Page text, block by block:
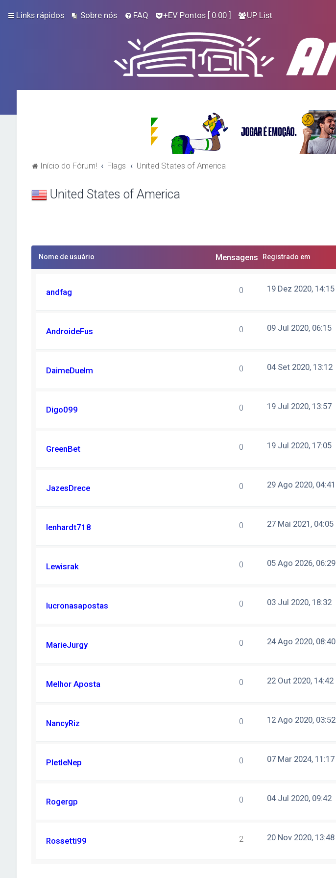
Links rápidos Sobre nós FAQ +EV Pontos [ 0.00 ] UP List
Início do Fórum! Flags United States of America
United States of America
Nome de usuário Mensagens Registrado em
andfag 0 19 Dez 2020, 14:15
AndroideFus 0 09 Jul 2020, 06:15
DaimeDuelm 0 04 Set 2020, 13:12
Digo099 0 19 Jul 2020, 13:57
GreenBet 0 19 Jul 2020, 17:05
JazesDrece 0 29 Ago 2020, 04:41
lenhardt718 0 27 Mai 2021, 04:05
Lewisrak 0 05 Ago 2026, 06:29
lucronasapostas 0 03 Jul 2020, 18:32
MarieJurgy 0 24 Ago 2020, 08:40
Melhor Aposta 0 22 Out 2020, 14:42
NancyRiz 0 12 Ago 2020, 03:52
PletleNep 0 07 Mar 2024, 11:17
Rogergp 0 04 Jul 2020, 09:42
Rossetti99 2 20 Nov 2020, 13:48